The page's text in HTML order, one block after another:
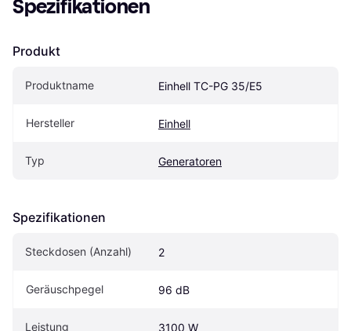
Spezifikationen
Produkt
Produktname Einhell TC-PG 35/E5
Hersteller Einhell
Typ Generatoren
Spezifikationen
Steckdosen (Anzahl) 2
Geräuschpegel 96 dB
Leistung 3100 W